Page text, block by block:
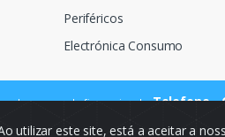
Periféricos
Electrónica Consumo
para a rede fixa nacional Telefone -
utilizar este site, está a aceitar a